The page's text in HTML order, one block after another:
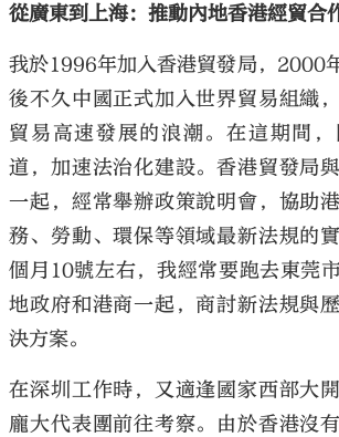
從廣東到上海：推動內地香港經貿合
我於1996年加入香港貿發局，2000
後不久中國正式加入世界貿易組織
貿易高速發展的浪潮。在這期間
道，加速法治化建設。香港貿發局
一起，經常舉辦政策說明會，協助
務、勞動、環保等領域最新法規的
個月10號左右，我經常要跑去東莞
地政府和港商一起，商討新法規與
決方案。
在深圳工作時，又適逢國家西部大
龐大代表團前往考察。由於香港沒